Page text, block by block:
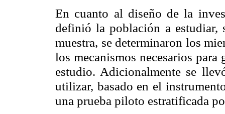
En cuanto al diseño de la
definió la población a estudiar,
muestra, se determinaron los
los mecanismos necesarios
estudio. Adicionalmente se
utilizar, basado en el
una prueba piloto estratificada